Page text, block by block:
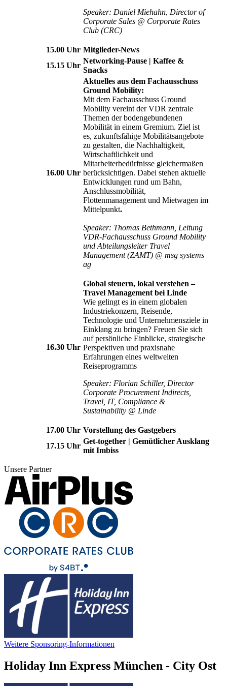
Speaker: Daniel Miehahn, Director of
Corporate Sales @ Corporate Rates
Club (CRC)
15.00 Uhr Mitglieder-News
15.15 Uhr
Networking-Pause | Kaffee &
Snacks
16.00 Uhr
Aktuelles aus dem Fachausschuss
Ground Mobility:
Mit dem Fachausschuss Ground
Mobility vereint der VDR zentrale
Themen der bodengebundenen
Mobilität in einem Gremium. Ziel ist
es, zukunftsfähige Mobilitätsangebote
zu gestalten, die Nachhaltigkeit,
Wirtschaftlichkeit und
Mitarbeiterbedürfnisse gleichermaßen
berücksichtigen. Dabei stehen aktuelle
Entwicklungen rund um Bahn,
Anschlussmobilität,
Flottenmanagement und Mietwagen im
Mittelpunkt.
Speaker: Thomas Bethmann, Leitung
VDR-Fachausschuss Ground Mobility
und Abteilungsleiter Travel
Management (ZAMT) @ msg systems
ag
16.30 Uhr
Global steuern, lokal verstehen –
Travel Management bei Linde
Wie gelingt es in einem globalen
Industriekonzern, Reisende,
Technologie und Unternehmensziele in
Einklang zu bringen? Freuen Sie sich
auf persönliche Einblicke, strategische
Perspektiven und praxisnahe
Erfahrungen eines weltweiten
Reiseprogramms
Speaker: Florian Schiller, Director
Corporate Procurement Indirects,
Travel, IT, Compliance &
Sustainability @ Linde
17.00 Uhr Vorstellung des Gastgebers
17.15 Uhr
Get-together | Gemütlicher Ausklang
mit Imbiss
Unsere Partner
Weitere Sponsoring-Informationen
Holiday Inn Express München - City Ost